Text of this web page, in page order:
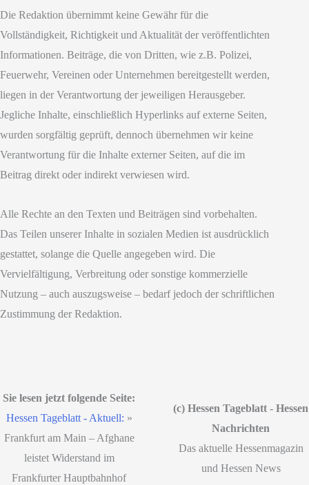
Die Redaktion übernimmt keine Gewähr für die
Vollständigkeit, Richtigkeit und Aktualität der veröffentlichten
Informationen. Beiträge, die von Dritten, wie z.B. Polizei,
Feuerwehr, Vereinen oder Unternehmen bereitgestellt werden,
liegen in der Verantwortung der jeweiligen Herausgeber.
Jegliche Inhalte, einschließlich Hyperlinks auf externe Seiten,
wurden sorgfältig geprüft, dennoch übernehmen wir keine
Verantwortung für die Inhalte externer Seiten, auf die im
Beitrag direkt oder indirekt verwiesen wird.
Alle Rechte an den Texten und Beiträgen sind vorbehalten.
Das Teilen unserer Inhalte in sozialen Medien ist ausdrücklich
gestattet, solange die Quelle angegeben wird. Die
Vervielfältigung, Verbreitung oder sonstige kommerzielle
Nutzung – auch auszugsweise – bedarf jedoch der schriftlichen
Zustimmung der Redaktion.
Sie lesen jetzt folgende Seite:
Hessen Tageblatt - Aktuell: »
Frankfurt am Main – Afghane
leistet Widerstand im
Frankfurter Hauptbahnhof
(c) Hessen Tageblatt - Hessen
Nachrichten
Das aktuelle Hessenmagazin
und Hessen News